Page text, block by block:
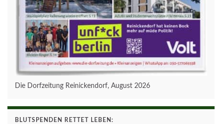
Die Dorfzeitung Reinickendorf, August 2026
BLUTSPENDEN RETTET LEBEN: